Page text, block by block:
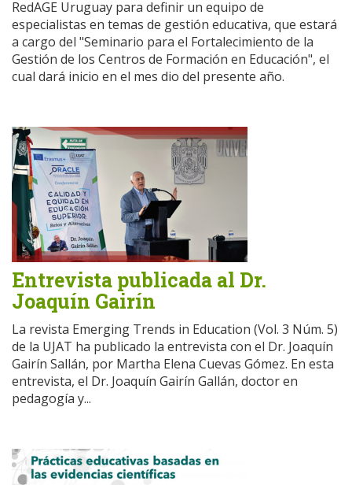
RedAGE Uruguay para definir un equipo de
especialistas en temas de gestión educativa, que estará
a cargo del "Seminario para el Fortalecimiento de la
Gestión de los Centros de Formación en Educación", el
cual dará inicio en el mes dio del presente año.
Entrevista publicada al Dr.
Joaquín Gairín
La revista Emerging Trends in Education (Vol. 3 Núm. 5)
de la UJAT ha publicado la entrevista con el Dr. Joaquín
Gairín Sallán, por Martha Elena Cuevas Gómez. En esta
entrevista, el Dr. Joaquín Gairín Gallán, doctor en
pedagogía y...